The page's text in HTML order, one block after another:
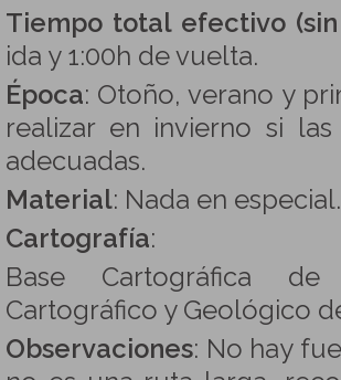
Tiempo total efectivo
ida y 1:00h de vuelta.
Época: Otoño, verano y
realizar en invierno si
adecuadas.
Material: Nada en especial.
Cartografía:
Base Cartográfica de
Cartográfico y Geológico
Observaciones: No hay